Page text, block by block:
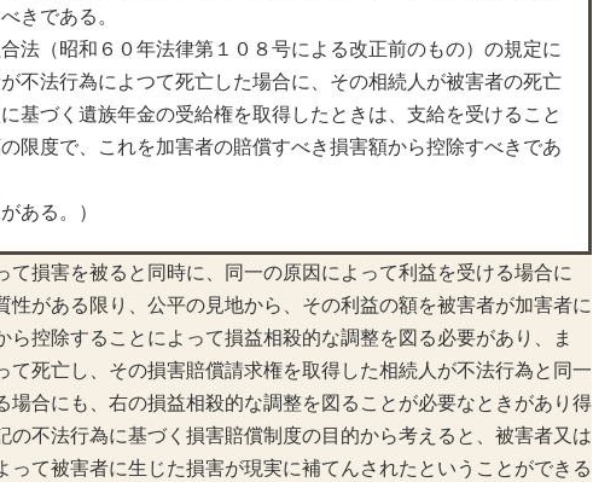
きである。
法（昭和６０年法律第１０８号による改正前のもの）の規定に
不法行為によつて死亡した場合に、その相続人が被害者の死亡
基づく遺族年金の受給権を取得したときは、支給を受けること
限度で、これを加害者の賠償すべき損害額から控除すべきであ
ある。）
損害を被ると同時に、同一の原因によって利益を受ける場合に
性がある限り、公平の見地から、その利益の額を被害者が加害者に
ら控除することによって損益相殺的な調整を図る必要があり、ま
て死亡し、その損害賠償請求権を取得した相続人が不法行為と同一
場合にも、右の損益相殺的な調整を図ることが必要なときがあり得
の不法行為に基づく損害賠償制度の目的から考えると、被害者又は
って被害者に生じた損害が現実に補てんされたということができる